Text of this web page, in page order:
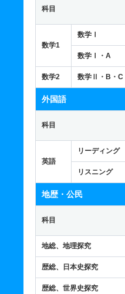
科目
数学1
数学Ⅰ
数学Ⅰ・A
数学2 数学Ⅱ・B・C
外国語
科目
英語
リーディング
リスニング
地歴・公民
科目
地総、地理探究
歴総、日本史探究
歴総、世界史探究